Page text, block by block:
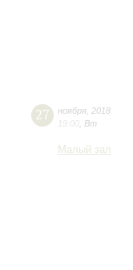
27 ноября 2018
19:00 Вт
Малый зал